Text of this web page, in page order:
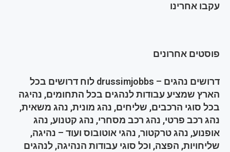
עקבו אחרינו
פוסטים אחרונים
דרושים נהגים – drussimjobbs לוח דרושים בכל
הארץ שמציע עבודות לנהגים בכל התחומים, נהיגה
בכל סוגי הרכבים, שליחים, נהג מונית, נהג משאית,
נהג רכב פרטי, נהג רכב מסחרי, נהג קטנוע, נהג
אופנוע, נהג טרקטור, נהגי אוטובוס ועוד – נהיגה,
שליחויות, הפצה, וכל סוגי עבודות הנהיגה, לנהגים